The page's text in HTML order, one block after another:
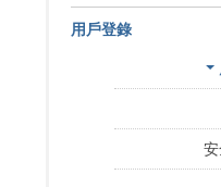
用戶登錄